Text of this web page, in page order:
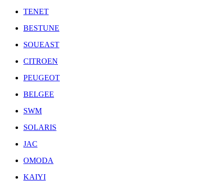
TENET
BESTUNE
SOUEAST
CITROEN
PEUGEOT
BELGEE
SWM
SOLARIS
JAC
OMODA
KAIYI